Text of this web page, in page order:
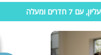
לכל שאלה
כל
ומעלה